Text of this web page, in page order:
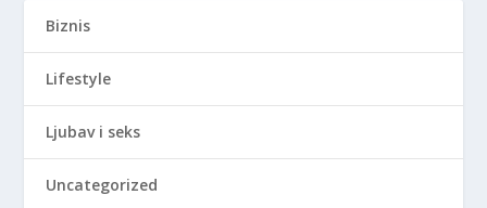
Biznis
Lifestyle
Ljubav i seks
Uncategorized